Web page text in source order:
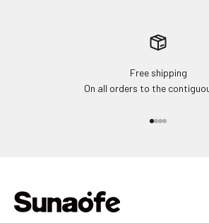
Free shipping
On all orders to the